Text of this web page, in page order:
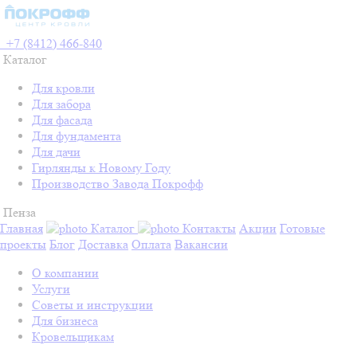
+7 (8412) 466-840
Каталог
Для кровли
Для забора
Для фасада
Для фундамента
Для дачи
Гирлянды к Новому Году
Производство Завода Покрофф
Пенза
Главная
Каталог Контакты Акции Готовые
проекты Блог Доставка Оплата Вакансии
О компании
Услуги
Советы и инструкции
Для бизнеса
Кровельщикам